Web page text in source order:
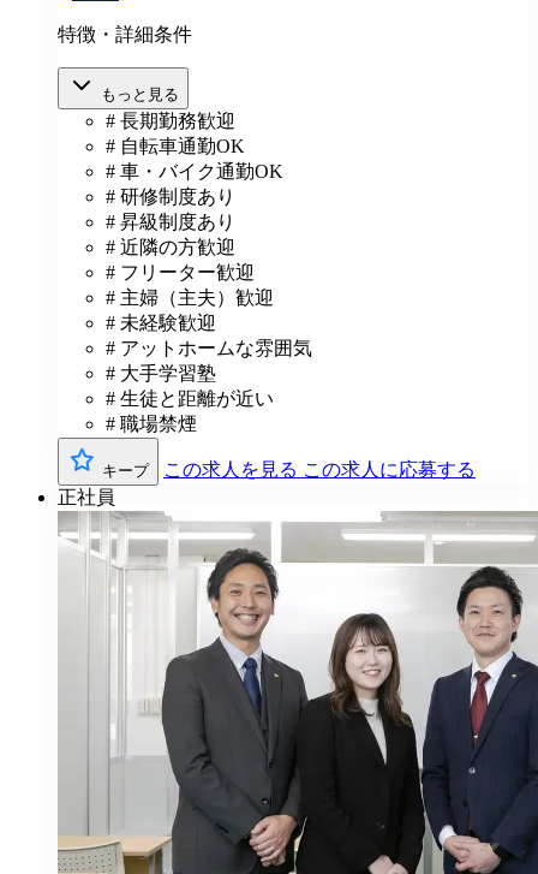
特徴・詳細条件
もっと見る
# 長期勤務歓迎
# 自転車通勤OK
# 車・バイク通勤OK
# 研修制度あり
# 昇級制度あり
# 近隣の方歓迎
# フリーター歓迎
# 主婦（主夫）歓迎
# 未経験歓迎
# アットホームな雰囲気
# 大手学習塾
# 生徒と距離が近い
# 職場禁煙
キープ この求人を見る この求人に応募する
正社員